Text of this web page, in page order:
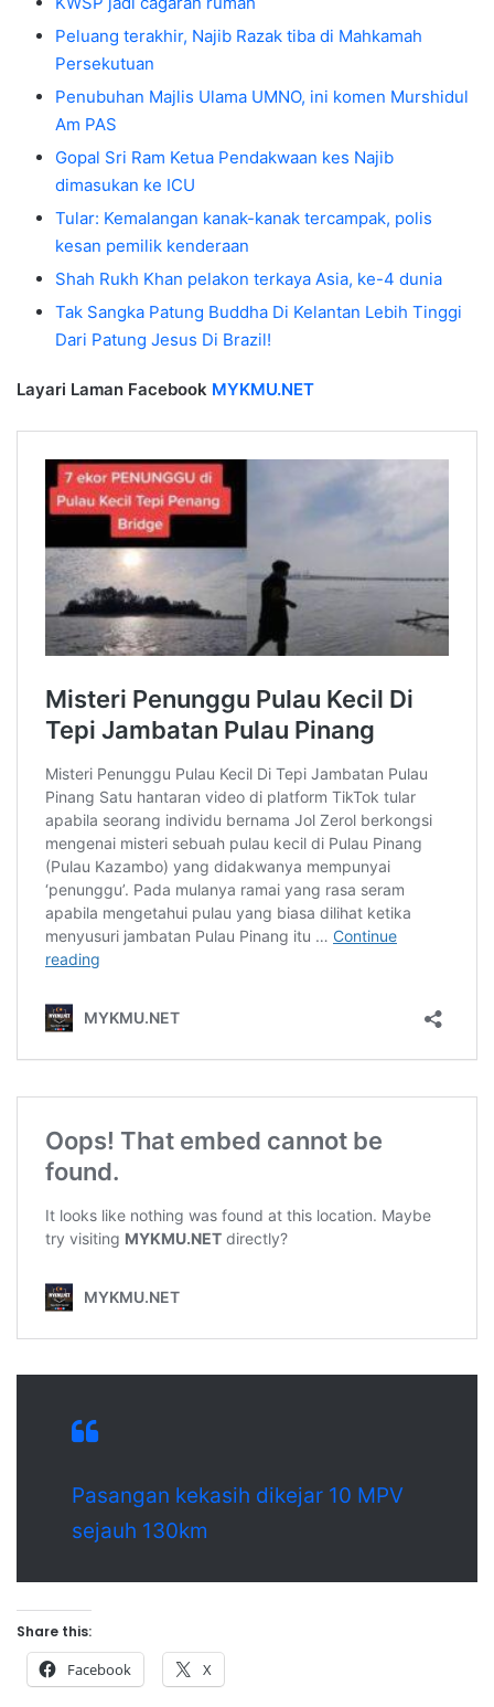
Peluang terakhir, Najib Razak tiba di Mahkamah
Persekutuan
Penubuhan Majlis Ulama UMNO, ini komen Murshidul
Am PAS
Gopal Sri Ram Ketua Pendakwaan kes Najib
dimasukan ke ICU
Tular: Kemalangan kanak-kanak tercampak, polis
kesan pemilik kenderaan
Shah Rukh Khan pelakon terkaya Asia, ke-4 dunia
Tak Sangka Patung Buddha Di Kelantan Lebih Tinggi
Dari Patung Jesus Di Brazil!
Layari Laman Facebook MYKMU.NET
Pasangan kekasih dikejar 10 MPV
sejauh 130km
Share this:
Facebook X